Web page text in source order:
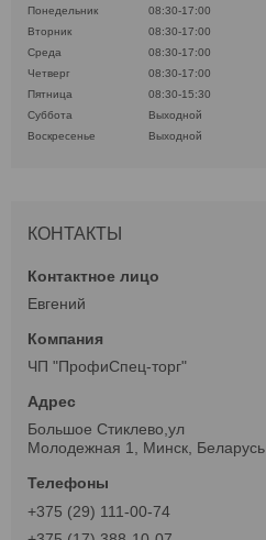
Понедельник
08:30-17:00
Вторник
08:30-17:00
Среда
08:30-17:00
Четверг
08:30-17:00
Пятница
08:30-15:30
Суббота
Выходной
Воскресенье
Выходной
КОНТАКТЫ
Евгений
ЧП "ПрофиСпец-торг"
Большое Стиклево,ул
Молодежная 1, Минск, Беларусь
+375 (29) 111-00-74